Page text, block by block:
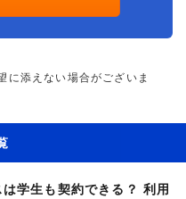
添えない場合がございま
は学生も契約できる？ 利用